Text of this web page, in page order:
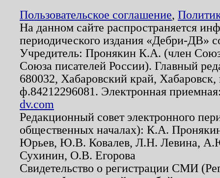
Пользовательское соглашение,
На данном сайте распространяется
периодического издания «Дебри-ДВ»
Учредитель: Пронякин К.А. (член
Союза писателей России). Главный
680032, Хабаровский край,
ф.84212296081. Электронная
dv.com
Редакционный совет электронного
общественных началах): К.А.
Юрьев, Ю.В. Ковалев, Л.Н. Левина,
Сухинин, О.В. Егорова
Свидетельство о регистрации СМИ